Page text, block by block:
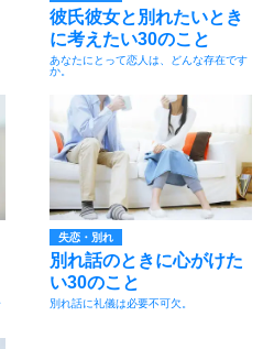
彼氏彼女と別れたいとき
に考えたい30のこと
あなたにとって恋人は、どんな存在です
か。
失恋・別れ
別れ話のときに心がけた
い30のこと
別れ話に礼儀は必要不可欠。